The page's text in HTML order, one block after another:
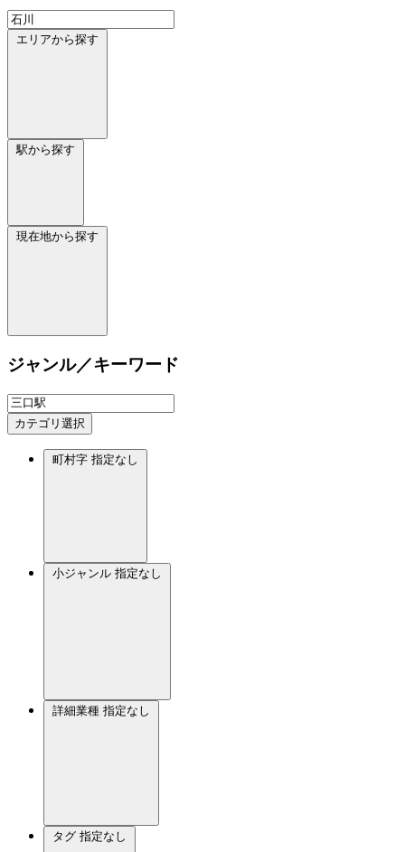
エリアから探す
駅から探す
現在地から探す
ジャンル／キーワード
カテゴリ選択
町村字 指定なし
小ジャンル 指定なし
詳細業種 指定なし
タグ 指定なし